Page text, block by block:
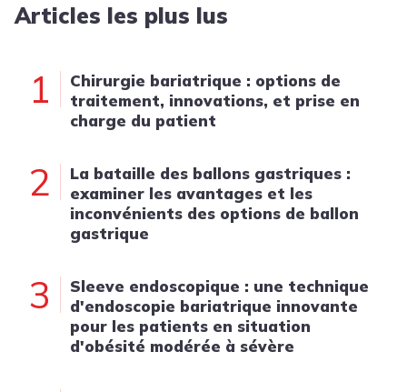
Articles les plus lus
1
Chirurgie bariatrique : options de
traitement, innovations, et prise en
charge du patient
2
La bataille des ballons gastriques :
examiner les avantages et les
inconvénients des options de ballon
gastrique
3
Sleeve endoscopique : une technique
d'endoscopie bariatrique innovante
pour les patients en situation
d'obésité modérée à sévère